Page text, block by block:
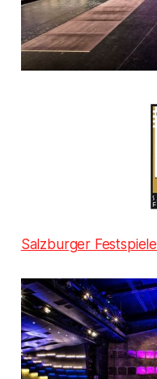
Salzburger Festspiele